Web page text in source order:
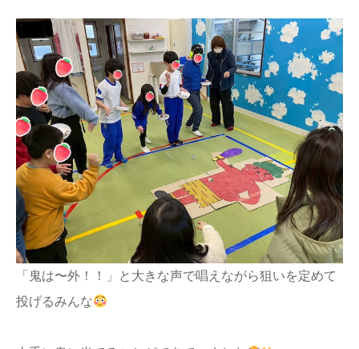
「鬼は〜外！！」と大きな声で唱えながら狙いを定めて
投げるみんな